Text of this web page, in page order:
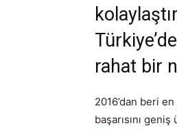
rahat bir
2016’dan beri
başarısını